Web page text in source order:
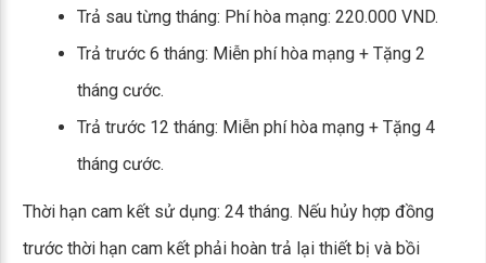
Trả sau từng tháng: Phí hòa mạng: 220.000 VND.
Trả trước 6 tháng: Miễn phí hòa mạng + Tặng 2
tháng cước.
Trả trước 12 tháng: Miễn phí hòa mạng + Tặng 4
tháng cước.
Thời hạn cam kết sử dụng: 24 tháng. Nếu hủy hợp đồng
trước thời hạn cam kết phải hoàn trả lại thiết bị và bồi